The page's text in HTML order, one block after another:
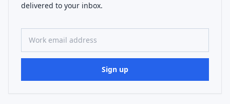
delivered to your inbox.
Work email address
Sign up